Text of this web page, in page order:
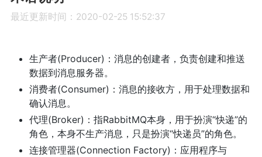
最近更新时间：2020-02-25 15:52:37
生产者(Producer)：消息的创建者，负责创建和推送
数据到消息服务器。
消费者(Consumer)：消息的接收方，用于处理数据和
确认消息。
代理(Broker)：指RabbitMQ本身，用于扮演“快递”的
角色，本身不生产消息，只是扮演“快递员”的角色。
连接管理器(Connection Factory)：应用程序与